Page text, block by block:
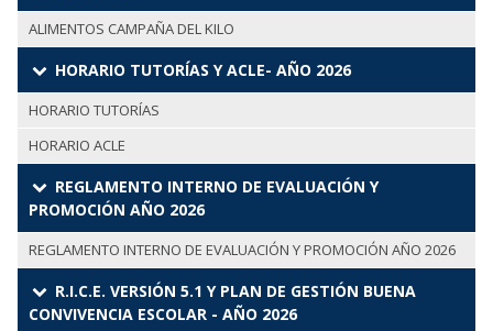
ALIMENTOS CAMPAÑA DEL KILO
HORARIO TUTORÍAS Y ACLE- AÑO 2026
HORARIO TUTORÍAS
HORARIO ACLE
REGLAMENTO INTERNO DE EVALUACIÓN Y
PROMOCIÓN AÑO 2026
REGLAMENTO INTERNO DE EVALUACIÓN Y PROMOCIÓN AÑO 2026
R.I.C.E. VERSIÓN 5.1 Y PLAN DE GESTIÓN BUENA
CONVIVENCIA ESCOLAR - AÑO 2026